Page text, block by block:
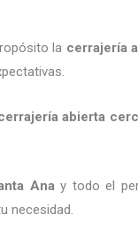
la cerrajería
abierta
Ana y todo el
necesidad.